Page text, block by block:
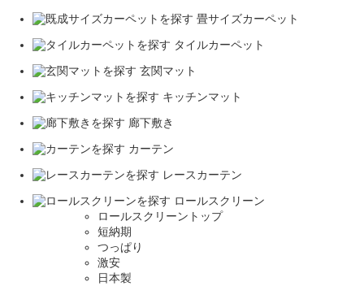
畳サイズカーペット
タイルカーペット
玄関マット
キッチンマット
廊下敷き
カーテン
レースカーテン
ロールスクリーン
ロールスクリーントップ
短納期
つっぱり
激安
日本製